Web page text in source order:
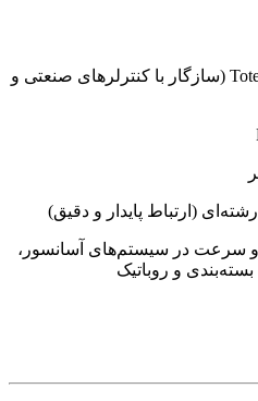
🔹 نوع سیگنال خروجی: Totem Pole (سازگار با کنترلرهای صنعتی و
و سرعت در سیستم‌های آسانسور،
و روباتیک